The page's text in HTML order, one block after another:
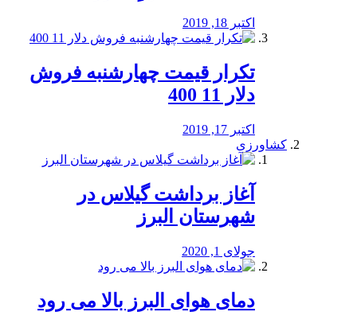
اکتبر 18, 2019
تکرار قیمت چهارشنبه فروش
دلار 11 400
اکتبر 17, 2019
کشاورزی
آغاز برداشت گیلاس در
شهرستان البرز
جولای 1, 2020
دمای هوای البرز بالا می رود